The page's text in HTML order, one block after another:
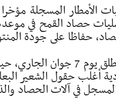
الأمطار المسجلة
دون انطلاق عمليات حصاد القمح في
أن لا تتجاوز 14 بالمائة عند الحصاد، حفاظا على جودة
وأضاف أن التساقطات الأخيرة أثرت أيضا على نسق حصاد الشعير الذي انطلق يوم 7
مشيرا إلى أن مردودية أغلب حقول الشعير
النقص المسجل في آلات الحصاد